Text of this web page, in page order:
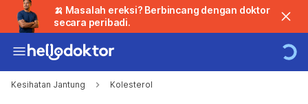
🍌 Masalah ereksi? Berbincang dengan doktor
secara peribadi.
Kesihatan Jantung Kolesterol